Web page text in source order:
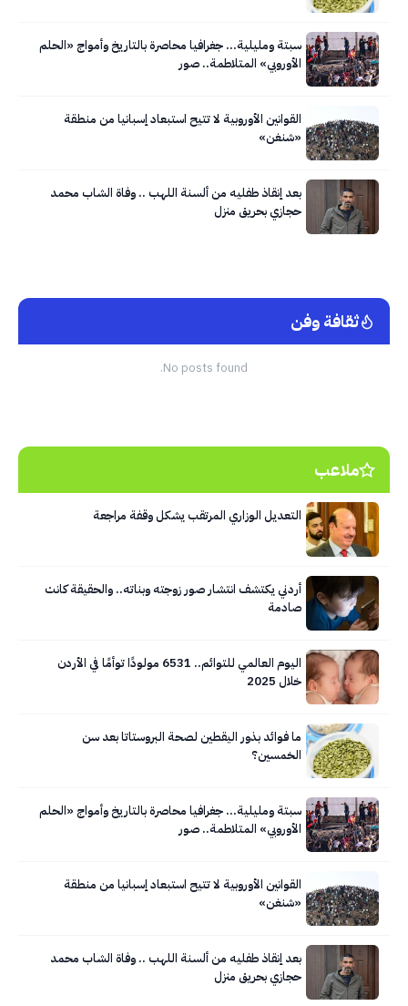
سبتة ومليلية… جغرافيا محاصرة بالتاريخ وأمواج «الحلم
الأوروبي» المتلاطمة.. صور
القوانين الأوروبية لا تتيح استبعاد إسبانيا من منطقة
«شنغن»
بعد إنقاذ طفليه من ألسنة اللهب .. وفاة الشاب محمد
حجازي بحريق منزل
ثقافة وفن
No posts found.
ملاعب
التعديل الوزاري المرتقب يشكل وقفة مراجعة
أردني يكتشف انتشار صور زوجته وبناته.. والحقيقة كانت
صادمة
اليوم العالمي للتوائم.. 6531 مولودًا توأمًا في الأردن
خلال 2025
ما فوائد بذور اليقطين لصحة البروستاتا بعد سن
الخمسين؟
سبتة ومليلية… جغرافيا محاصرة بالتاريخ وأمواج «الحلم
الأوروبي» المتلاطمة.. صور
القوانين الأوروبية لا تتيح استبعاد إسبانيا من منطقة
«شنغن»
بعد إنقاذ طفليه من ألسنة اللهب .. وفاة الشاب محمد
حجازي بحريق منزل